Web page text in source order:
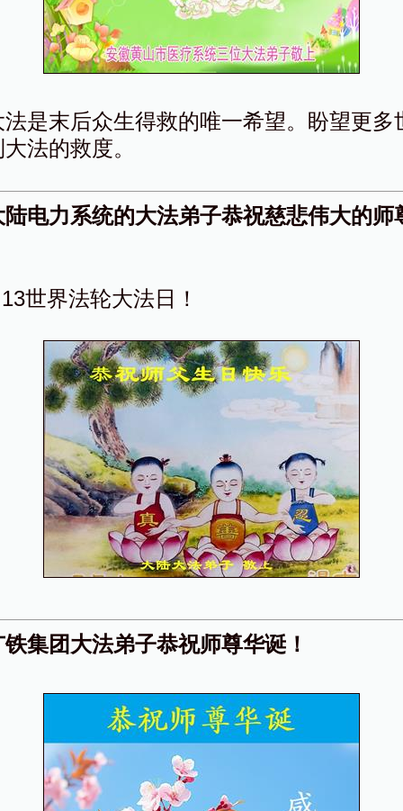
是末后众生得救的唯一希望。盼望更多
法的救度。
电力系统的大法弟子恭祝慈悲伟大的师
世界法轮大法日！
集团大法弟子恭祝师尊华诞！